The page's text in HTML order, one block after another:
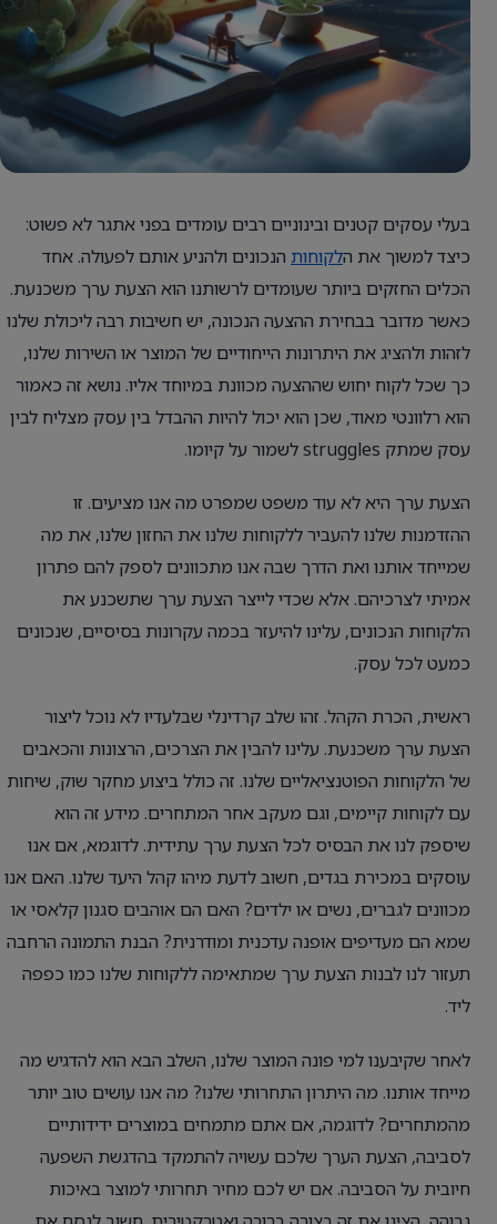
בעלי עסקים קטנים ובינוניים רבים עומדים בפני אתגר לא פשוט:
כיצד למשוך את הלקוחות הנכונים ולהניע אותם לפעולה. אחד
הכלים החזקים ביותר שעומדים לרשותנו הוא הצעת ערך משכנעת.
כאשר מדובר בבחירת ההצעה הנכונה, יש חשיבות רבה ליכולת שלנו
לזהות ולהציג את היתרונות הייחודיים של המוצר או השירות שלנו,
כך שכל לקוח יחוש שההצעה מכוונת במיוחד אליו. נושא זה כאמור
הוא רלוונטי מאוד, שכן הוא יכול להיות ההבדל בין עסק מצליח לבין
עסק שמתק struggles לשמור על קיומו.
הצעת ערך היא לא עוד משפט שמפרט מה אנו מציעים. זו
ההזדמנות שלנו להעביר ללקוחות שלנו את החזון שלנו, את מה
שמייחד אותנו ואת הדרך שבה אנו מתכוונים לספק להם פתרון
אמיתי לצרכיהם. אלא שכדי לייצר הצעת ערך שתשכנע את
הלקוחות הנכונים, עלינו להיעזר בכמה עקרונות בסיסיים, שנכונים
כמעט לכל עסק.
ראשית, הכרת הקהל. זהו שלב קרדינלי שבלעדיו לא נוכל ליצור
הצעת ערך משכנעת. עלינו להבין את הצרכים, הרצונות והכאבים
של הלקוחות הפוטנציאליים שלנו. זה כולל ביצוע מחקר שוק, שיחות
עם לקוחות קיימים, וגם מעקב אחר המתחרים. מידע זה הוא
שיספק לנו את הבסיס לכל הצעת ערך עתידית. לדוגמא, אם אנו
עוסקים במכירת בגדים, חשוב לדעת מיהו קהל היעד שלנו. האם אנו
מכוונים לגברים, נשים או ילדים? האם הם אוהבים סגנון קלאסי או
שמא הם מעדיפים אופנה עדכנית ומודרנית? הבנת התמונה הרחבה
תעזור לנו לבנות הצעת ערך שמתאימה ללקוחות שלנו כמו כפפה
ליד.
לאחר שקיבענו למי פונה המוצר שלנו, השלב הבא הוא להדגיש מה
מייחד אותנו. מה היתרון התחרותי שלנו? מה אנו עושים טוב יותר
מהמתחרים? לדוגמה, אם אתם מתמחים במוצרים ידידותיים
לסביבה, הצעת הערך שלכם עשויה להתמקד בהדגשת השפעה
חיובית על הסביבה. אם יש לכם מחיר תחרותי למוצר באיכות